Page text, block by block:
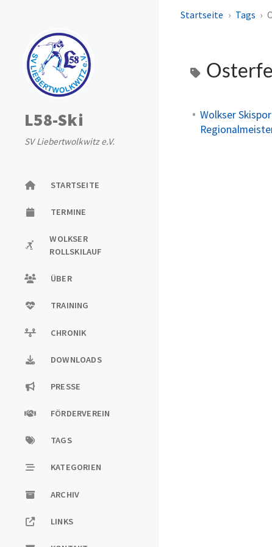
L58-Ski
SV Liebertwolkwitz e.V.
STARTSEITE
TERMINE
WOLKSER
ROLLSKILAUF
ÜBER
TRAINING
CHRONIK
DOWNLOADS
PRESSE
FÖRDERVEREIN
TAGS
KATEGORIEN
ARCHIV
LINKS
Startseite Tags
Wolkser